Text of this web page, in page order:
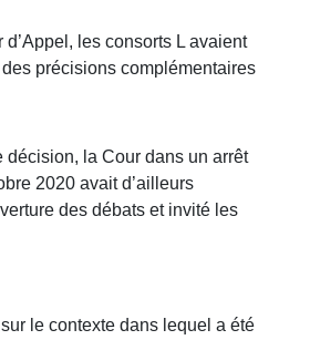
d’Appel, les consorts L avaient
précisions complémentaires
décision, la Cour dans un arrêt
2020 avait d’ailleurs
des débats et invité les
le contexte dans lequel a été